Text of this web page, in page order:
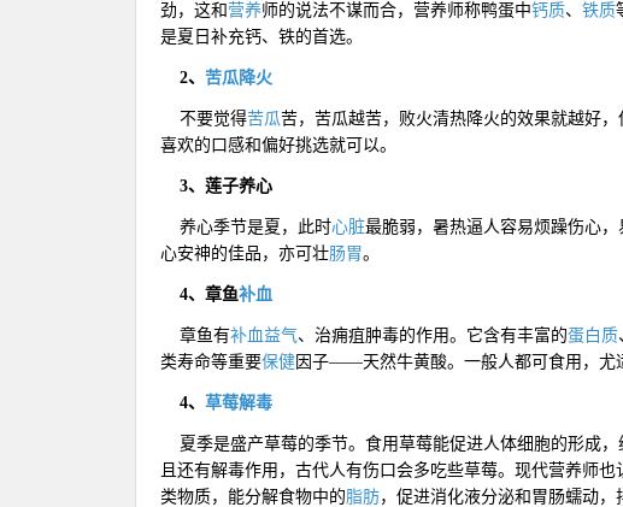
劲，这和 营养师的说法不谋而合，营养师称鸭蛋中钙质、 铁质
是夏日 补充钙、铁的首选。
2、 苦瓜降火
不要觉得苦瓜苦，苦瓜越苦， 败火清热降火的效果就越好
喜欢的口感和偏好挑选就可以。
3、莲子养心
养心季节是夏，此时心脏最脆弱，暑热逼人容易烦躁伤心
心安神的佳品，亦可壮肠胃。
4、章鱼补血
章鱼有补血益气、治痈疽肿毒的作用。它含有丰富的蛋白质
类寿命等重要保健 因子——天然牛黄酸。一般人都可食用，尤
4、 草莓解毒
夏季是盛产草莓的季节。食用草莓能促进人体细胞的形成，
且还有解毒作用，古代人有伤口会多吃些草莓。现代营养师
类物质，能分解食物中的脂肪，促进消化液分泌和胃肠蠕动，